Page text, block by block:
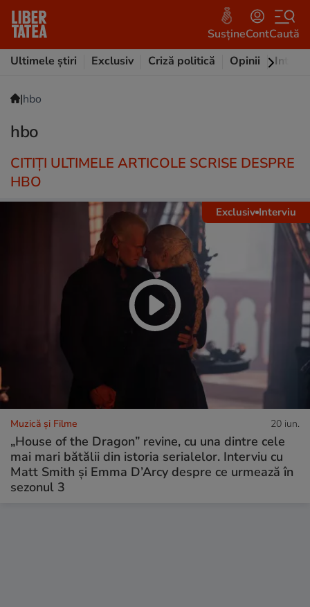
SusțineContCaută
Ultimele știri
Exclusiv Criză politică Opinii
|hbo
hbo
CITIȚI ULTIMELE ARTICOLE SCRISE DESPRE
HBO
Exclusiv Interviu
Muzică și Filme 20 iun.
„House of the Dragon” revine, cu una dintre cele
mai mari bătălii din istoria serialelor. Interviu cu
Matt Smith și Emma D’Arcy despre ce urmează în
sezonul 3